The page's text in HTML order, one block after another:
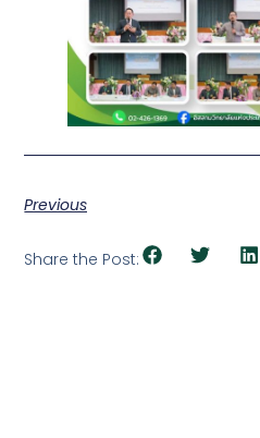
Previous
Share the Post: